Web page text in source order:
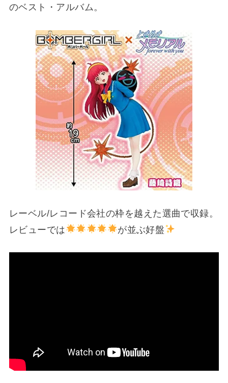
のベスト・アルバム。
レーベル/レコード会社の枠を越えた選曲で収録。
レビューでは
が並ぶ好盤